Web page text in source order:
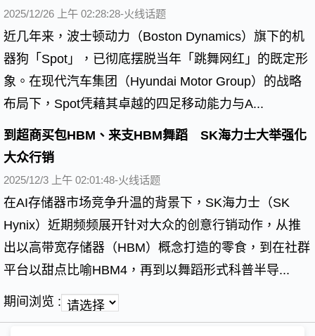
2025/12/26 上午 02:28:28-火线话题
近几年来，波士顿动力（Boston Dynamics）旗下的机
器狗「Spot」，已彻底摆脱当年「跳舞网红」的既定形
象。在现代汽车集团（Hyundai Motor Group）的战略
布局下，Spot凭藉其卓越的四足移动能力与A...
到超商买包HBM、来支HBM舞蹈 SK海力士大举强化
大众行销
2025/12/3 上午 02:01:48-火线话题
在AI存储器市场竞争升温的背景下，SK海力士（SK
Hynix）近期频频展开针对大众的创意行销动作，从推
出以高带宽存储器（HBM）概念打造的零食，到在社群
平台以甜点比喻HBM4，再到以舞蹈形式科普半导...
期间浏览 :